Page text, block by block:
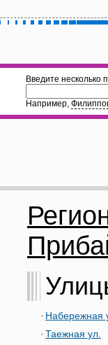
Введите несколько
Например,
Набережная
Таежная ул.